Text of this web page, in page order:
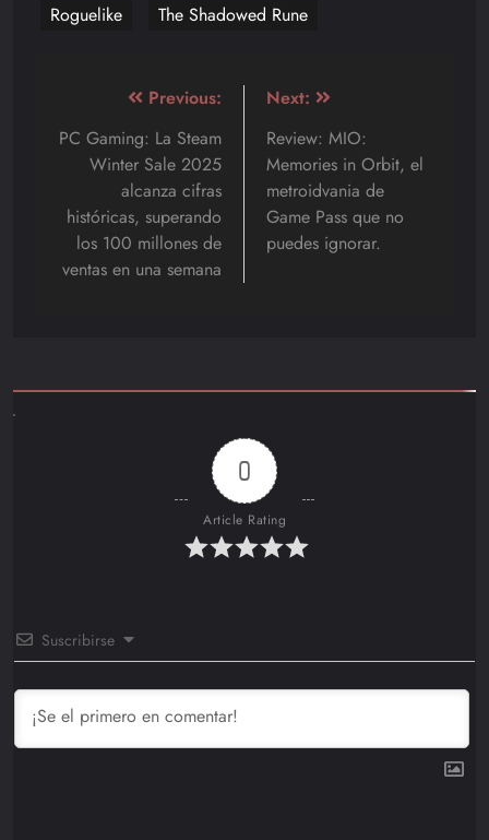
Roguelike
The Shadowed Rune
Navegación
de
entradas
Previous:
PC Gaming: La Steam
Winter Sale 2025
alcanza cifras
históricas, superando
los 100 millones de
ventas en una semana
Next:
Review: MIO:
Memories in Orbit, el
metroidvania de
Game Pass que no
puedes ignorar.
0
Article Rating
Suscribirse